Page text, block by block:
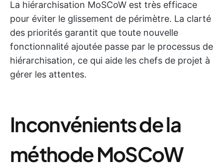
La hiérarchisation MoSCoW est très efficace
pour éviter le glissement de périmètre. La clarté
des priorités garantit que toute nouvelle
fonctionnalité ajoutée passe par le processus de
hiérarchisation, ce qui aide les chefs de projet à
gérer les attentes.
Inconvénients de la
méthode MoSCoW